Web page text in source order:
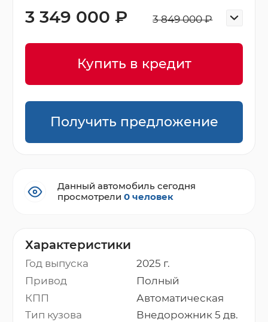
Характеристики
Год выпуска
2025 г.
Привод
Полный
КПП
Автоматическая
Тип кузова
Внедорожник 5 дв.
3 849 000 ₽
3 349 000 ₽
Купить в кредит
Получить предложение
Данный автомобиль сегодня
просмотрели0 человек